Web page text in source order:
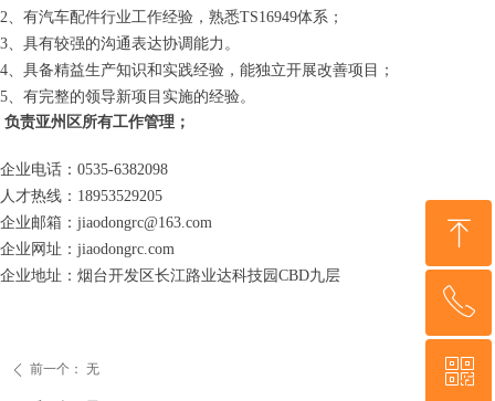
2、有汽车配件行业工作经验，熟悉TS16949体系；
3、具有较强的沟通表达协调能力。
4、具备精益生产知识和实践经验，能独立开展改善项目；
5、有完整的领导新项目实施的经验。
负责亚州区所有工作管理；
企业电话：0535-6382098
人才热线：18953529205
企业邮箱：jiaodongrc@163.com
企业网址：jiaodongrc.com
企业地址：烟台开发区长江路业达科技园CBD九层
ꄴ 前一个： 无
ꁸ
回到顶部
ꂅ
18953529205
ꀥ